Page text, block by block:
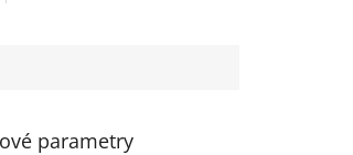
parametry